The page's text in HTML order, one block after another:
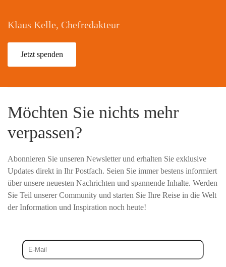
Klaus Kelle, Chefredakteur
Jetzt spenden
Möchten Sie nichts mehr
verpassen?
Abonnieren Sie unseren Newsletter und erhalten Sie exklusive
Updates direkt in Ihr Postfach. Seien Sie immer bestens informiert
über unsere neuesten Nachrichten und spannende Inhalte. Werden
Sie Teil unserer Community und starten Sie Ihre Reise in die Welt
der Information und Inspiration noch heute!